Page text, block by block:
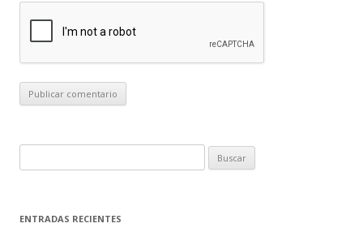
u
c
ENTRADAS RECIENTES